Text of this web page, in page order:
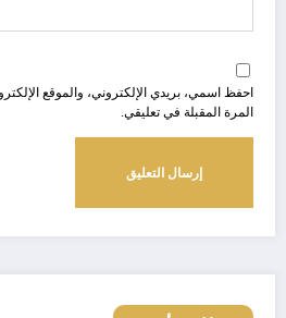
احفظ اسمي، بريدي الإلكتروني، والموقع
المرة المقبلة في تعليقي.